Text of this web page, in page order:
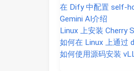
在 Dify 中配置 self-
Gemini AI介绍
Linux 上安装 Cherry
如何在 Linux 上通过
如何使用源码安装